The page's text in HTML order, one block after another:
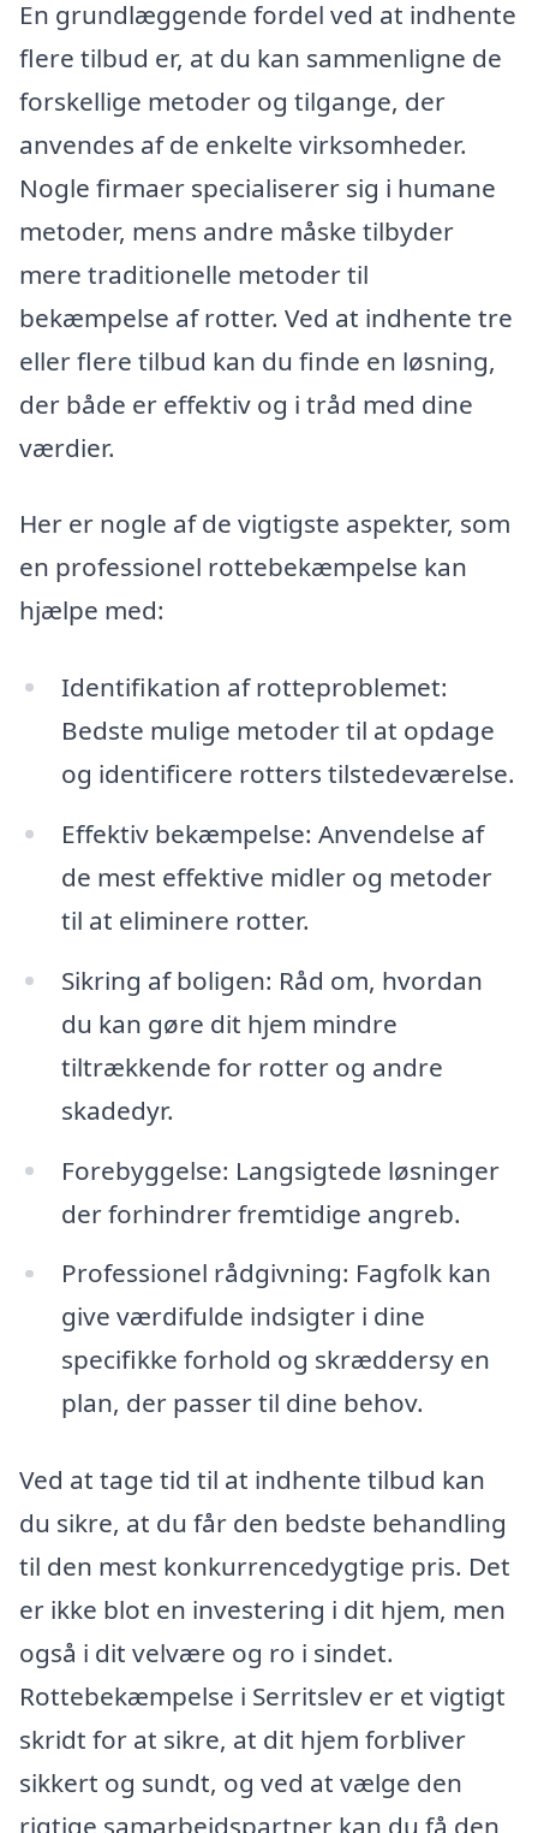
En grundlæggende fordel ved at indhente
flere tilbud er, at du kan sammenligne de
forskellige metoder og tilgange, der
anvendes af de enkelte virksomheder.
Nogle firmaer specialiserer sig i humane
metoder, mens andre måske tilbyder
mere traditionelle metoder til
bekæmpelse af rotter. Ved at indhente tre
eller flere tilbud kan du finde en løsning,
der både er effektiv og i tråd med dine
værdier.
Her er nogle af de vigtigste aspekter, som
en professionel rottebekæmpelse kan
hjælpe med:
Identifikation af rotteproblemet:
Bedste mulige metoder til at opdage
og identificere rotters tilstedeværelse.
Effektiv bekæmpelse: Anvendelse af
de mest effektive midler og metoder
til at eliminere rotter.
Sikring af boligen: Råd om, hvordan
du kan gøre dit hjem mindre
tiltrækkende for rotter og andre
skadedyr.
Forebyggelse: Langsigtede løsninger
der forhindrer fremtidige angreb.
Professionel rådgivning: Fagfolk kan
give værdifulde indsigter i dine
specifikke forhold og skræddersy en
plan, der passer til dine behov.
Ved at tage tid til at indhente tilbud kan
du sikre, at du får den bedste behandling
til den mest konkurrencedygtige pris. Det
er ikke blot en investering i dit hjem, men
også i dit velvære og ro i sindet.
Rottebekæmpelse i Serritslev er et vigtigt
skridt for at sikre, at dit hjem forbliver
sikkert og sundt, og ved at vælge den
rigtige samarbejdspartner kan du få den